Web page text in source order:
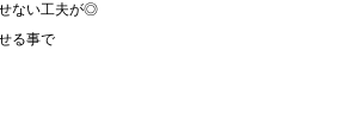
ない工夫が◎
る事で